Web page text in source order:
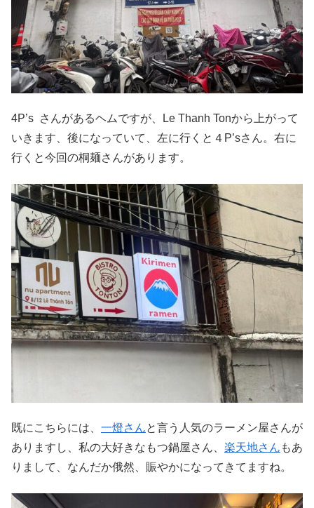
4P’s さんがあるヘムですが、Le Thanh Tonから上がって
いきます、後になっていて、左に行くと４P’sさん。右に
行くと今回の桐麺さんがあります。
既にこちらには、 一燈さんと言う人気のラーメン屋さんが
ありますし、私の大好きなもつ鍋屋さん、 楽天地さん もあ
りまして、なんだか俄然、賑やかになってきてますね。